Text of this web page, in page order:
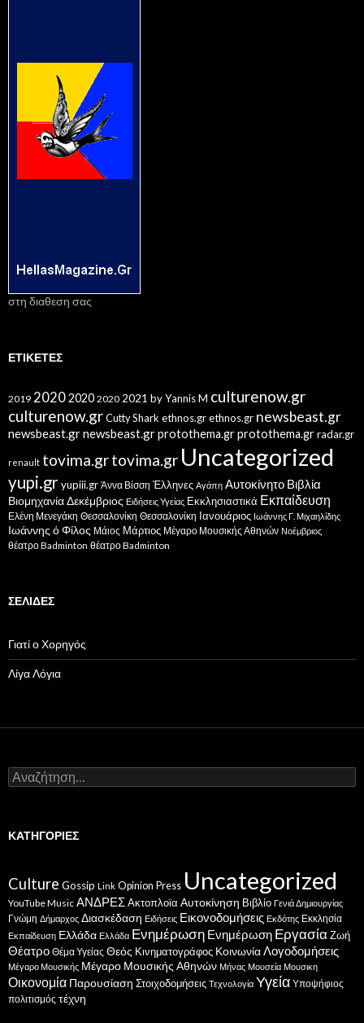
στη διαθεση σας
ΕΤΙΚΈΤΕΣ
2019 20202020 2020 2021 by Yannis M culturenow.gr
culturenow.grCutty Sharkethnos.grethnos.gr newsbeast.gr
newsbeast.grnewsbeast.grprotothema.grprotothema.grradar.gr
renault tovima.grtovima.gr Uncategorized
yupi.gryupiii.gr Άννα Βίσση Έλληνες Αγάπη Αυτοκίνητο Βιβλία
ΒιομηχανίαΔεκέμβριος Ειδήσεις Υγείας Εκκλησιαστικά Εκπαίδευση
Ελένη Μενεγάκη Θεσσαλονίκη Θεσσαλονίκη Ιανουάριος Ιωάννης Γ. Μιχαηλίδης
Ιωάννης ό Φίλος Μάιος Μάρτιος Μέγαρο Μουσικής Αθηνών Νοέμβριος
θέατρο Badminton θέατρο Badminton
ΣΕΛΊΔΕΣ
Γιατί ο Χορηγός
Λίγα Λόγια
Αναζήτηση
για:
ΚΑΤΗΓΟΡΊΕΣ
Culture Gossip Link Opinion Press Uncategorized
YouTube Music ΑΝΔΡΕΣΑκτοπλοϊα Αυτοκίνηση Βιβλίο Γενιά Δημιουργίας
Γνώμη Δήμαρχος Διασκέδαση Ειδήσεις Εικονοδομήσεις Εκδότης Εκκλησία
Εκπαίδευση Ελλάδα Ελλάδα Ενημέρωση Ενημέρωση ΕργασίαΖωή
Θέατρο Θέμα Υγείας Θεός Κινηματογράφος ΚοινωνίαΛογοδομήσεις
Μέγαρο Μουσικής Μέγαρο Μουσικής Αθηνών Μήνας Μουσεία Μουσικη
Οικονομία Παρουσίαση Στοιχοδομήσεις Τεχνολογία Υγεία Υποψήφιος
πολιτισμός τέχνη